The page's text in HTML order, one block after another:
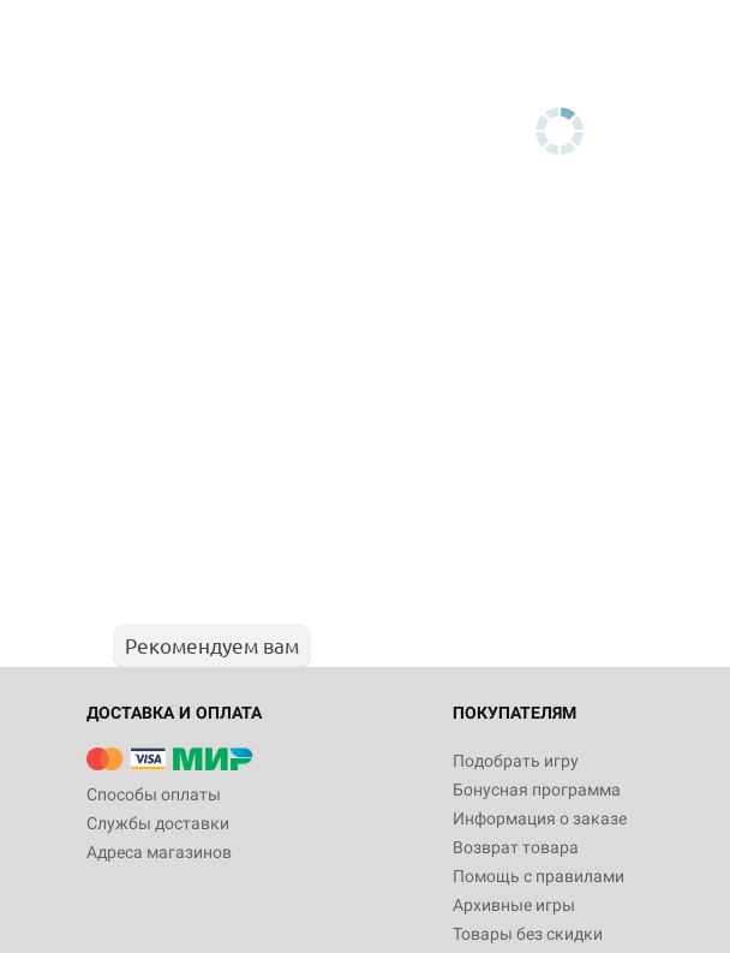
Рекомендуем вам
ДОСТАВКА И ОПЛАТА
Способы оплаты
Службы доставки
Адреса магазинов
ПОКУПАТЕЛЯМ
Подобрать игру
Бонусная программа
Информация о заказе
Возврат товара
Помощь с правилами
Архивные игры
Товары без скидки